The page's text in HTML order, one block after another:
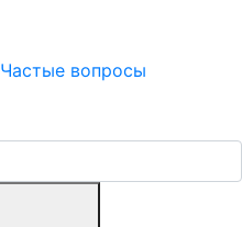
Частые вопросы